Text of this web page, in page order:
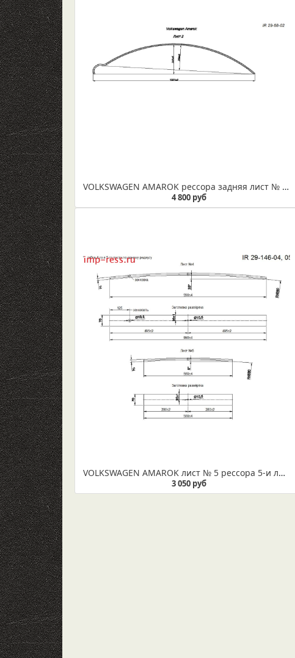
VOLKSWAGEN AMAROK рессора задняя лист № 2 (3-х листовая) (Арт.IR 29-68-02)
4 800 руб
VOLKSWAGEN AMAROK лист № 5 рессора 5-и листовая (IR 29-146-05)
3 050 руб